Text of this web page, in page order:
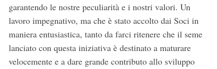
garantendo le nostre peculiarità e i nostri valori. Un
lavoro impegnativo, ma che è stato accolto dai Soci in
maniera entusiastica, tanto da farci ritenere che il seme
lanciato con questa iniziativa è destinato a maturare
velocemente e a dare grande contributo allo sviluppo